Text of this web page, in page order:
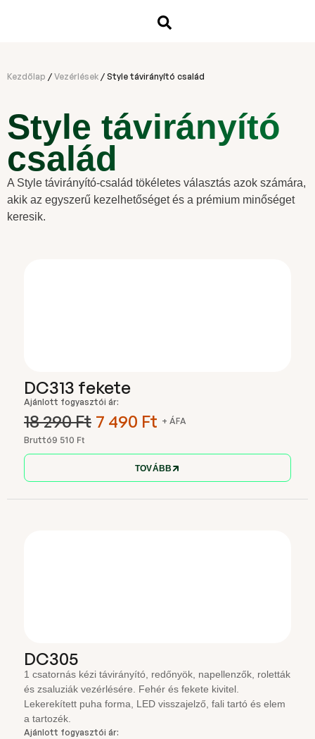
Kezdőlap / Vezérlések / Style távirányító család
Style távirányító
család
A Style távirányító-család tökéletes választás azok számára,
akik az egyszerű kezelhetőséget és a prémium minőséget
keresik.
DC313 fekete
Ajánlott fogyasztói ár:
18 290 Ft 7 490 Ft + ÁFA
Bruttó9 510 Ft
TOVÁBB
DC305
1 csatornás kézi távirányító, redőnyök, napellenzők, roletták
és zsaluziák vezérlésére. Fehér és fekete kivitel.
Lekerekített puha forma, LED visszajelző, fali tartó és elem
a tartozék.
Ajánlott fogyasztói ár: